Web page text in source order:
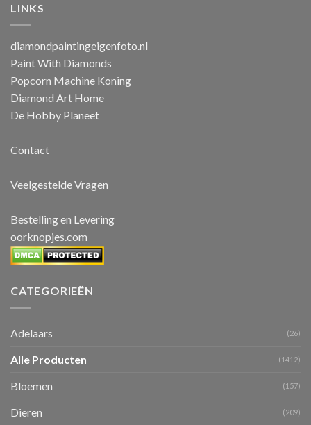
LINKS
diamondpaintingeigenfoto.nl
Paint With Diamonds
Popcorn Machine Koning
Diamond Art Home
De Hobby Planeet
Contact
Veelgestelde Vragen
Bestelling en Levering
oorknopjes.com
CATEGORIEËN
Adelaars (26)
Alle Producten (1412)
Bloemen (157)
Dieren (209)